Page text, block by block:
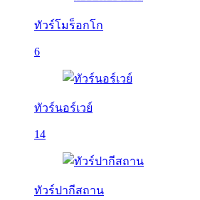
ทัวร์โมร็อกโก
6
ทัวร์นอร์เวย์
14
ทัวร์ปากีสถาน